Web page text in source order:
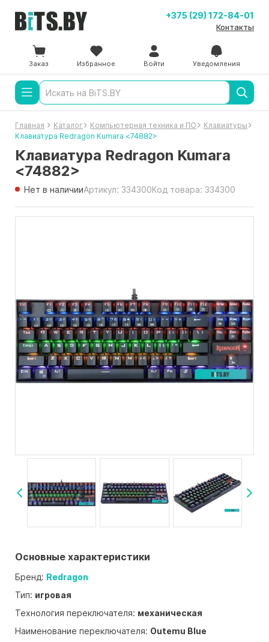
+375 (29) 172-84-01
Контакты
Заказ Избранное Войти Уведомления
Главная Каталог Компьютерная техника и ПО
Клавиатуры
Клавиатура Redragon Kumara <74882>
Клавиатура Redragon Kumara
<74882>
Нет в наличииАртикул: 334300Код товара: 334300
Основные характеристики
Бренд: Redragon
Тип: игровая
Технология переключателя: механическая
Наименование переключателя: Outemu Blue